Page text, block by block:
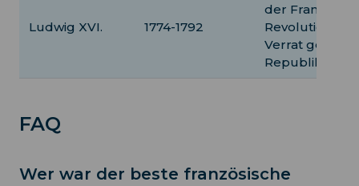
Ludwig XVI. 1774-1792
der
Revolution, für
Verrat gegen
Republik
FAQ
Wer war der beste französische